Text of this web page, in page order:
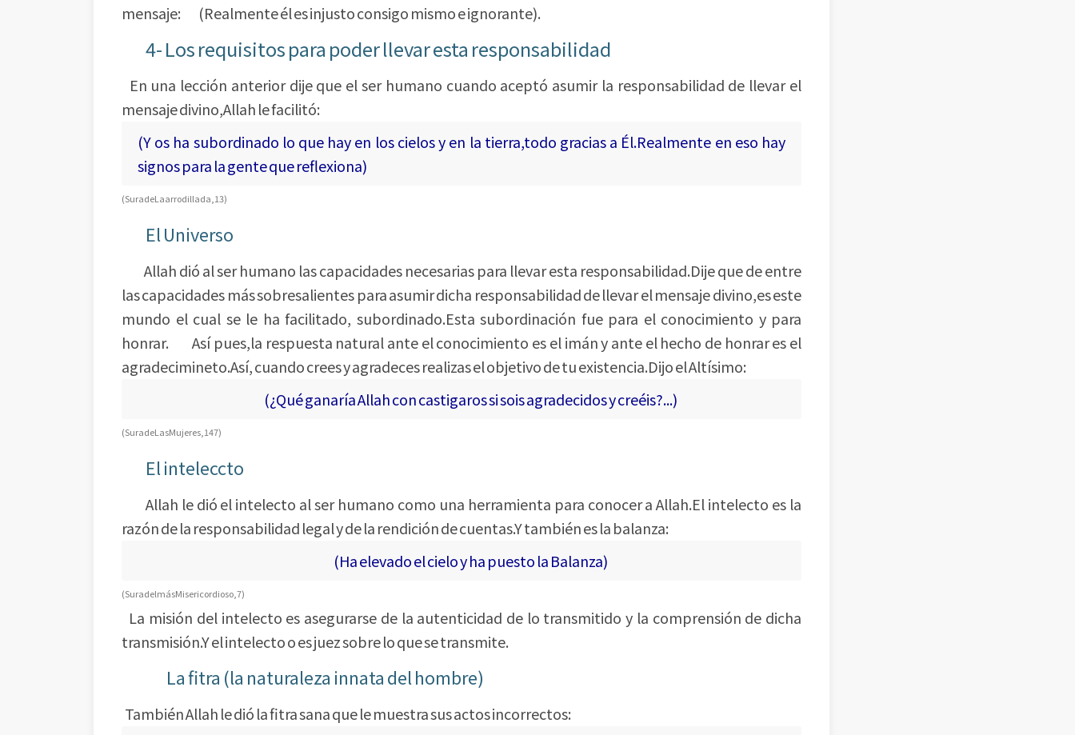
mensaje: (Realmente él es injusto consigo mismo e ignorante).
4- Los requisitos para poder llevar esta responsabilidad
En una lección anterior dije que el ser humano cuando aceptó asumir la responsabilidad de llevar el
mensaje divino,Allah le facilitó:
(Y os ha subordinado lo que hay en los cielos y en la tierra,todo gracias a Él.Realmente en eso hay
signos para la gente que reflexiona)
(Sura de La arrodillada,13)
El Universo
Allah dió al ser humano las capacidades necesarias para llevar esta responsabilidad.Dije que de entre
las capacidades más sobresalientes para asumir dicha responsabilidad de llevar el mensaje divino,es este
mundo el cual se le ha facilitado, subordinado.Esta subordinación fue para el conocimiento y para
honrar. Así pues,la respuesta natural ante el conocimiento es el imán y ante el hecho de honrar es el
agradecimineto.Así, cuando crees y agradeces realizas el objetivo de tu existencia.Dijo el Altísimo:
(¿Qué ganaría Allah con castigaros si sois agradecidos y creéis?...)
(Sura de Las Mujeres,147 )
El inteleccto
Allah le dió el intelecto al ser humano como una herramienta para conocer a Allah.El intelecto es la
razón de la responsabilidad legal y de la rendición de cuentas.Y también es la balanza:
(Ha elevado el cielo y ha puesto la Balanza)
(Sura del más Misericordioso,7)
La misión del intelecto es asegurarse de la autenticidad de lo transmitido y la comprensión de dicha
transmisión.Y el intelecto o es juez sobre lo que se transmite.
La fitra (la naturaleza innata del hombre)
También Allah le dió la fitra sana que le muestra sus actos incorrectos: